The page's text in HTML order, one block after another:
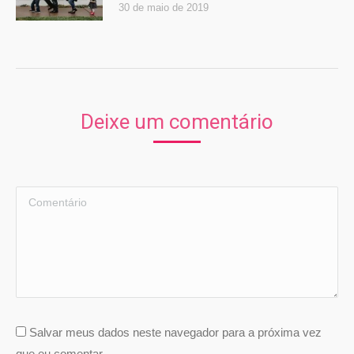
30 de maio de 2019
Deixe um comentário
Comentário
Salvar meus dados neste navegador para a próxima vez